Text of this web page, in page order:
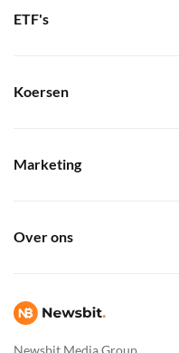
Newsbit Media Group
ETF's
Koersen
Marketing
Over ons